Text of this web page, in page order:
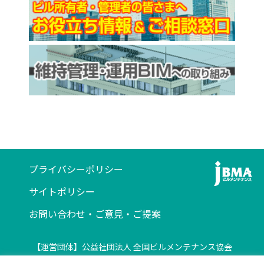
プライバシーポリシー
サイトポリシー
お問い合わせ・ご意見・ご提案
【運営団体】公益社団法人 全国ビルメンテナンス協会